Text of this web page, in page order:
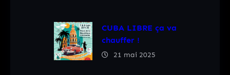
CUBA LIBRE ça va
chauffer !
21 mai 2025